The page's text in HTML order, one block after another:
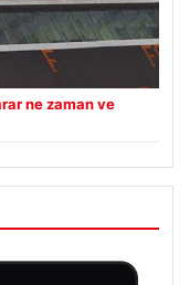
ne zaman ve